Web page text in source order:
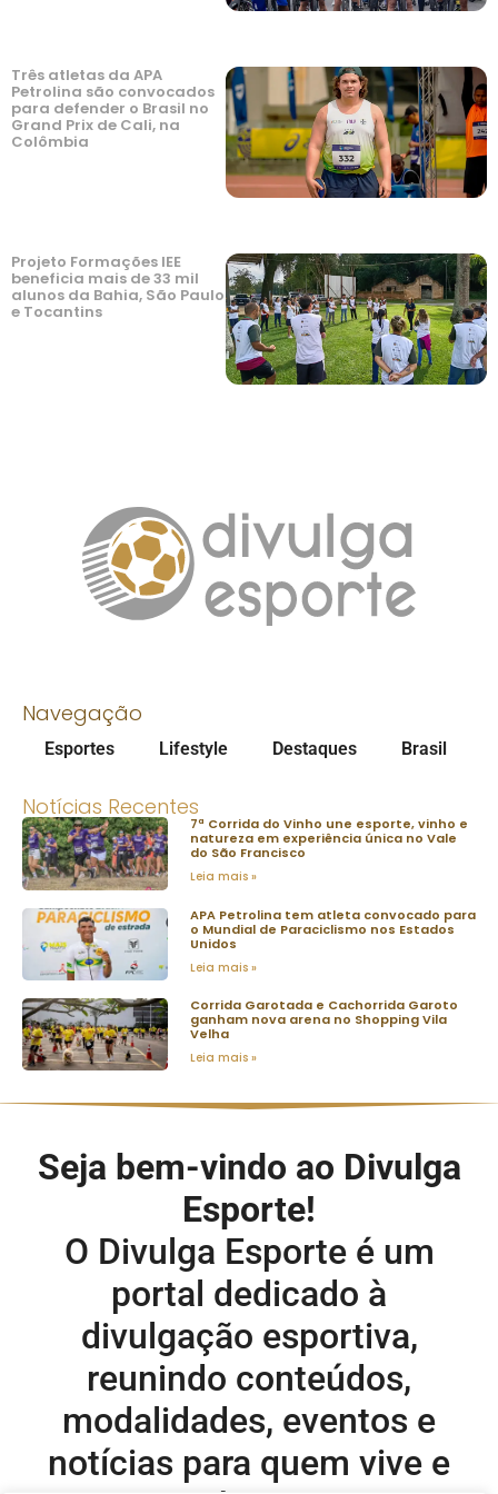
Três atletas da APA
Petrolina são convocados
para defender o Brasil no
Grand Prix de Cali, na
Colômbia
Projeto Formações IEE
beneficia mais de 33 mil
alunos da Bahia, São Paulo
e Tocantins
Navegação
Esportes Lifestyle Destaques Brasil
Notícias Recentes
7ª Corrida do Vinho une esporte, vinho e
natureza em experiência única no Vale
do São Francisco
Leia mais »
APA Petrolina tem atleta convocado para
o Mundial de Paraciclismo nos Estados
Unidos
Leia mais »
Corrida Garotada e Cachorrida Garoto
ganham nova arena no Shopping Vila
Velha
Leia mais »
Seja bem-vindo ao Divulga
Esporte!
O Divulga Esporte é um
portal dedicado à
divulgação esportiva,
reunindo conteúdos,
modalidades, eventos e
notícias para quem vive e